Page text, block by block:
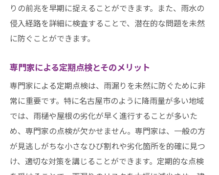
りの前兆を早期に捉えることができます。また、雨水の
侵入経路を詳細に検査することで、潜在的な問題を未然
に防ぐことができます。
専門家による定期点検とそのメリット
専門家による定期点検は、雨漏りを未然に防ぐために非
常に重要です。特に名古屋市のように降雨量が多い地域
では、雨樋や屋根の劣化が早く進行することが多いた
め、専門家の点検が欠かせません。専門家は、一般の方
が見逃しがちな小さなひび割れや劣化箇所を的確に見つ
け、適切な対策を講じることができます。定期的な点検